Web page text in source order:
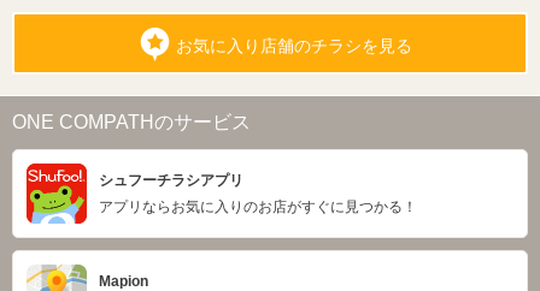
お気に入り店舗のチラシを見る
ONE COMPATHのサービス
シュフーチラシアプリ
アプリならお気に入りのお店がすぐに見つかる！
Mapion